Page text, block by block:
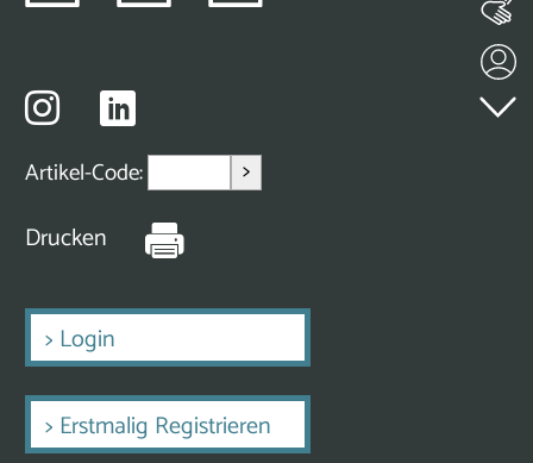
Artikel-Code: >
Drucken
> Login
> Erstmalig Registrieren